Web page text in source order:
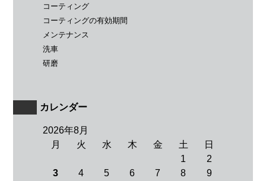
コーティング
コーティングの有効期間
メンテナンス
洗車
研磨
カレンダー
2026年8月
月
火 水 木 金 土
日
1
2
3
4 5 6 7 8
9